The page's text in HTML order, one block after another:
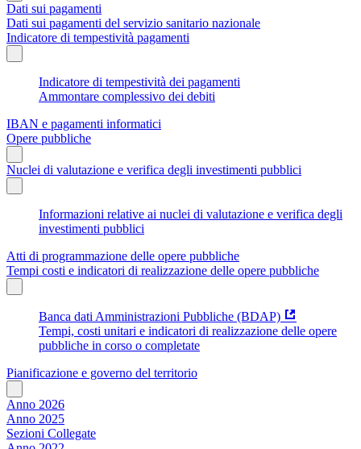
Dati sui pagamenti
Dati sui pagamenti del servizio sanitario nazionale
Indicatore di tempestività pagamenti
Indicatore di tempestività dei pagamenti
Ammontare complessivo dei debiti
IBAN e pagamenti informatici
Opere pubbliche
Nuclei di valutazione e verifica degli investimenti pubblici
Informazioni relative ai nuclei di valutazione e verifica degli
investimenti pubblici
Atti di programmazione delle opere pubbliche
Tempi costi e indicatori di realizzazione delle opere pubbliche
Banca dati Amministrazioni Pubbliche (BDAP)
Tempi, costi unitari e indicatori di realizzazione delle opere
pubbliche in corso o completate
Pianificazione e governo del territorio
Anno 2026
Anno 2025
Sezioni Collegate